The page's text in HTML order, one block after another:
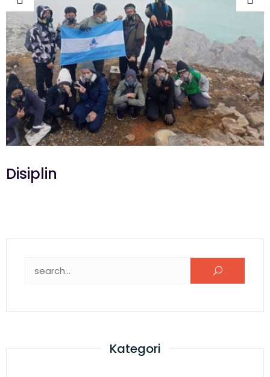
Disiplin
Kategori